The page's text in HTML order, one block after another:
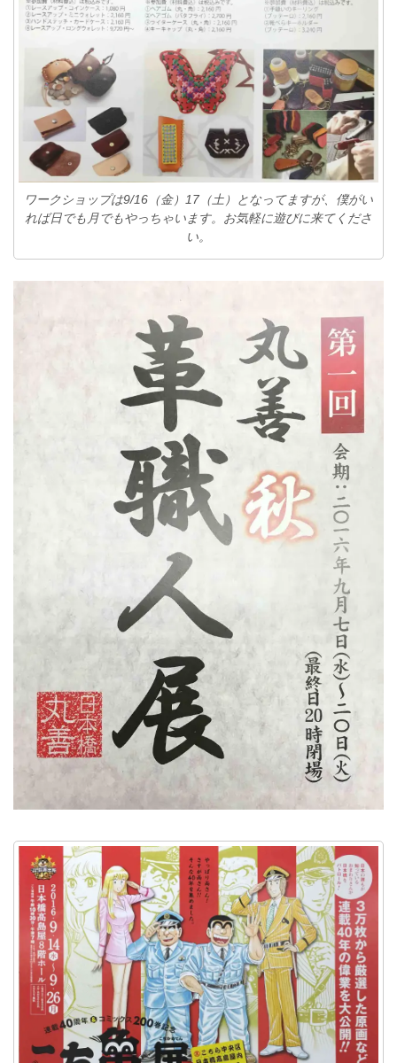
ワークショップは9/16（金）17（土）となってますが、僕がい
れば日でも月でもやっちゃいます。お気軽に遊びに来てくださ
い。